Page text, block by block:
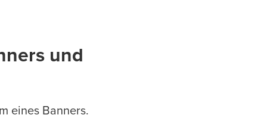
und
eines Banners.